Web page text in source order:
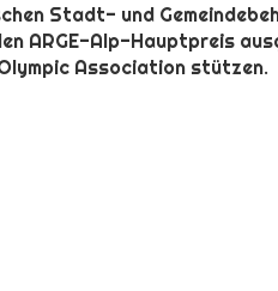
Stadt- und
ARGE-Alp-Hauptpreis
Association stützen.